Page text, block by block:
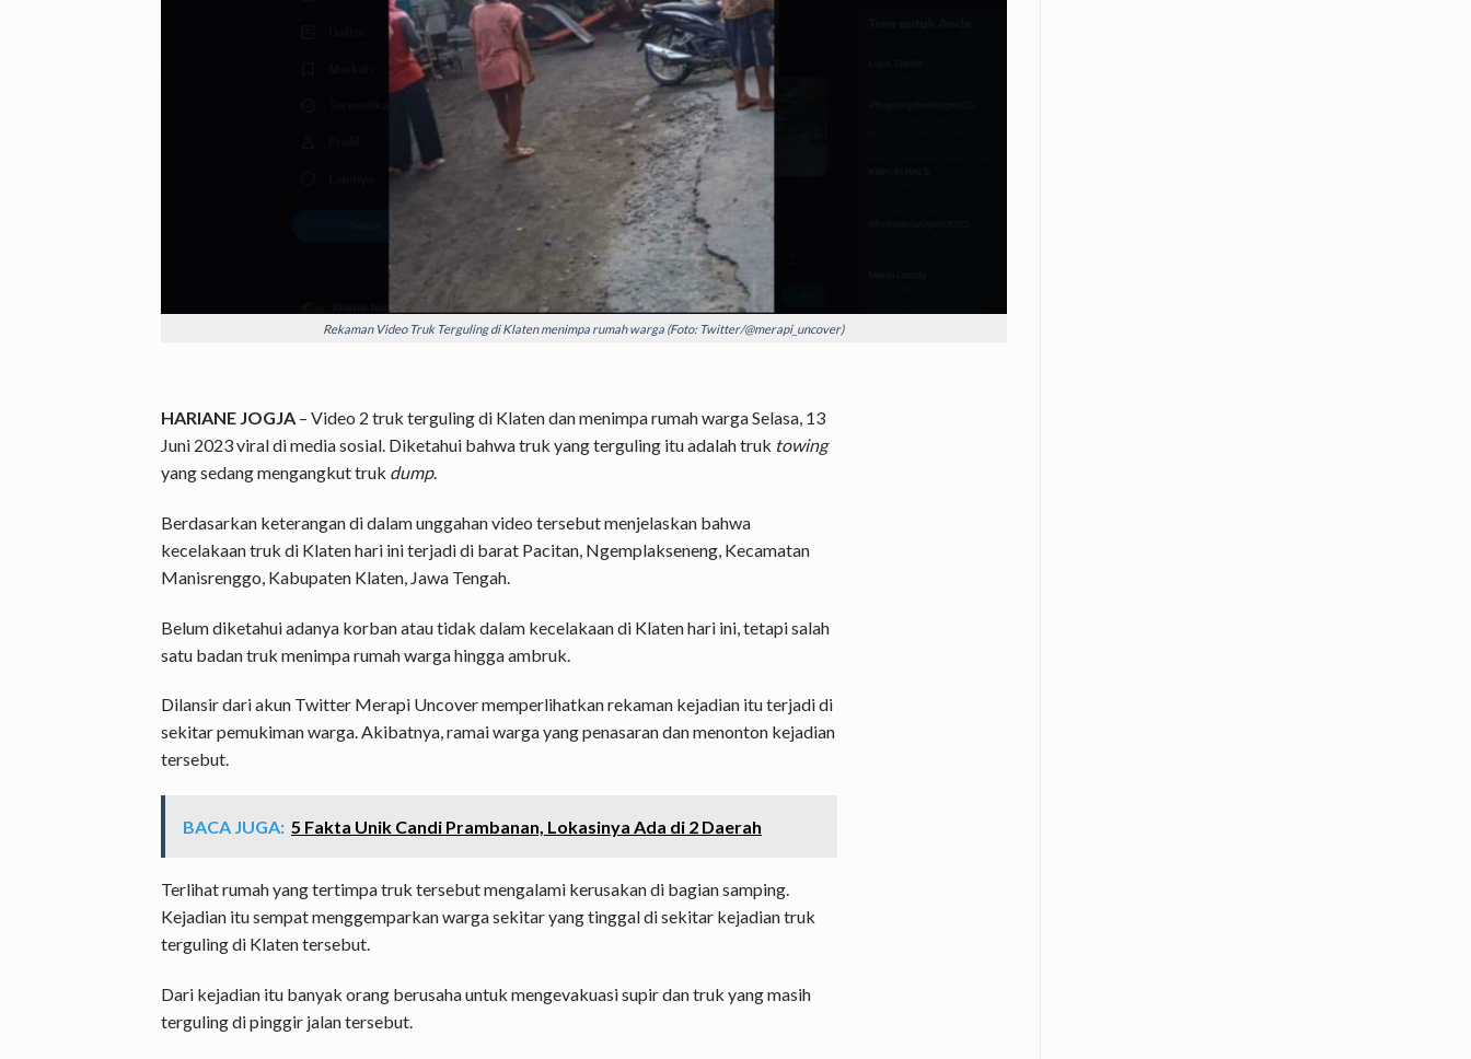
Rekaman Video Truk Terguling di Klaten menimpa rumah warga (Foto: Twitter/@merapi_uncover)
HARIANE JOGJA – Video 2 truk terguling di Klaten dan menimpa rumah warga Selasa, 13
Juni 2023 viral di media sosial. Diketahui bahwa truk yang terguling itu adalah truk towing
yang sedang mengangkut truk dump.
Berdasarkan keterangan di dalam unggahan video tersebut menjelaskan bahwa
kecelakaan truk di Klaten hari ini terjadi di barat Pacitan, Ngemplakseneng, Kecamatan
Manisrenggo, Kabupaten Klaten, Jawa Tengah.
Belum diketahui adanya korban atau tidak dalam kecelakaan di Klaten hari ini, tetapi salah
satu badan truk menimpa rumah warga hingga ambruk.
Dilansir dari akun Twitter Merapi Uncover memperlihatkan rekaman kejadian itu terjadi di
sekitar pemukiman warga. Akibatnya, ramai warga yang penasaran dan menonton kejadian
tersebut.
BACA JUGA: 5 Fakta Unik Candi Prambanan, Lokasinya Ada di 2 Daerah
Terlihat rumah yang tertimpa truk tersebut mengalami kerusakan di bagian samping.
Kejadian itu sempat menggemparkan warga sekitar yang tinggal di sekitar kejadian truk
terguling di Klaten tersebut.
Dari kejadian itu banyak orang berusaha untuk mengevakuasi supir dan truk yang masih
terguling di pinggir jalan tersebut.